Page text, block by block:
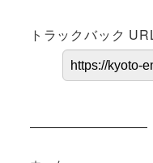
トラックバック